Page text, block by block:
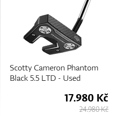
Scotty Cameron 2026
Phantom 7 DB
12.430 Kč
13.230 Kč